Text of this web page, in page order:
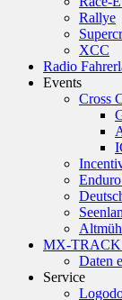
Rallye
XCC
Radio
Events
Cross
MX-
Daten
Service